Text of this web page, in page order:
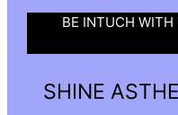
BE INTUCH
SHINE